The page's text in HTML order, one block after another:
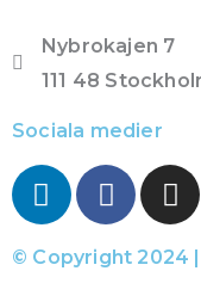
Nybrokajen 7
111 48
Sociala medier
L
i
k
F
a
e
I
n
t
© Copyright 2024